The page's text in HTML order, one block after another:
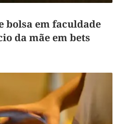
bolsa em faculdade
da mãe em bets